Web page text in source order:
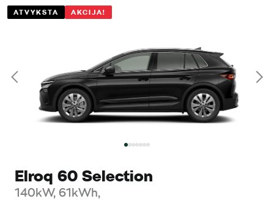
ATVYKSTA AKCIJA!
Elroq 60 Selection
140kW, 61kWh,